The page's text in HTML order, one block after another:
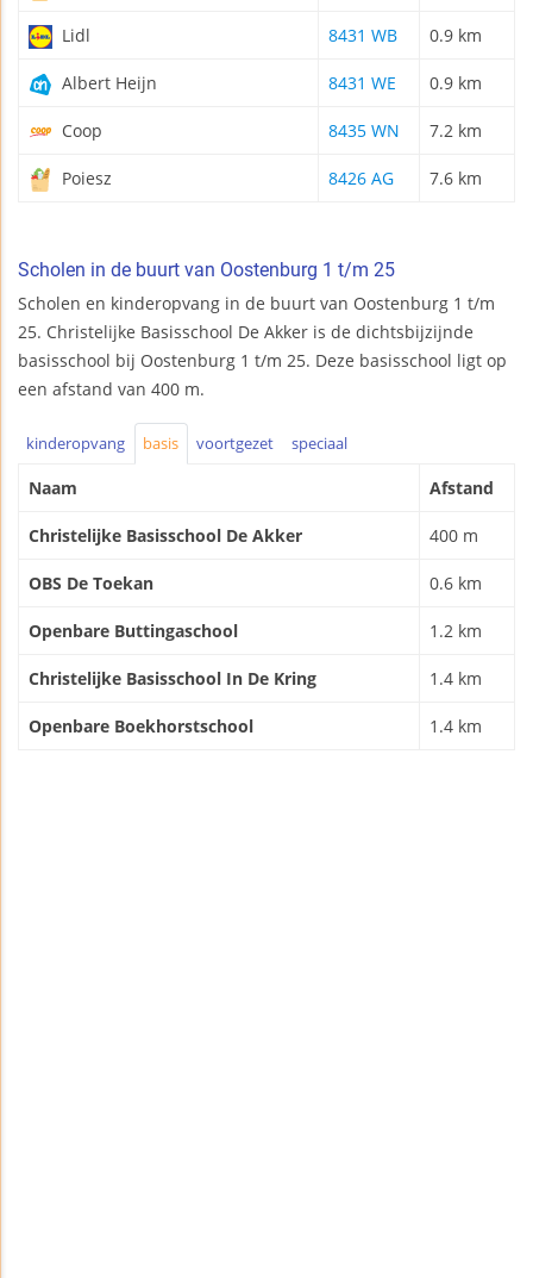
Lidl 8431 WB 0.9 km
Albert Heijn 8431 WE 0.9 km
Coop 8435 WN 7.2 km
Poiesz 8426 AG 7.6 km
Scholen in de buurt van Oostenburg 1 t/m 25
Scholen en kinderopvang in de buurt van Oostenburg 1 t/m
25. Christelijke Basisschool De Akker is de dichtsbijzijnde
basisschool bij Oostenburg 1 t/m 25. Deze basisschool ligt op
een afstand van 400 m.
kinderopvang basis voortgezet speciaal
Naam Afstand
Christelijke Basisschool De Akker 400 m
OBS De Toekan 0.6 km
Openbare Buttingaschool 1.2 km
Christelijke Basisschool In De Kring 1.4 km
Openbare Boekhorstschool 1.4 km